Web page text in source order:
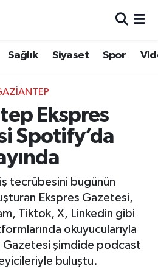
Sağlık Siyaset Spor
Ekspres
Spotify’da
tecrübesini bugünün
Ekspres Gazetesi,
Tiktok, X, Linkedin gibi
okuyucularıyla
Gazetesi şimdide podcast
buluştu.